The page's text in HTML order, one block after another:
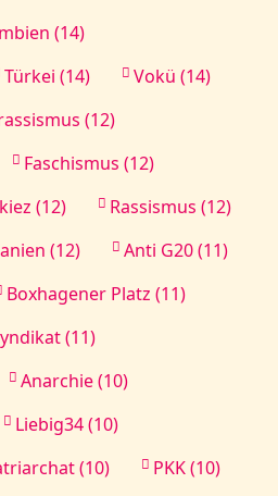
(14)
Türkei (14)
Vokü (14)
(12)
Faschismus (12)
(12)
Rassismus (12)
(12)
Anti G20 (11)
Boxhagener Platz (11)
(11)
Anarchie (10)
Liebig34 (10)
(10)
PKK (10)